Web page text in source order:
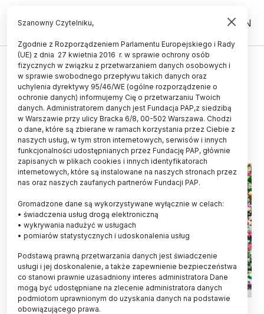
PL EN
ŚWIAT
Nanoplastik przenika przez błony
komórkowe
28.02.2022
aktualizacja: 28.02.2022
2 minuty czytania
Fot. Adobe Stock
Szanowny Czytelniku,
Zgodnie z Rozporządzeniem Parlamentu Europejskiego i Rady
(UE) z dnia 27 kwietnia 2016 r. w sprawie ochrony osób
fizycznych w związku z przetwarzaniem danych osobowych i
w sprawie swobodnego przepływu takich danych oraz
uchylenia dyrektywy 95/46/WE (ogólne rozporządzenie o
ochronie danych) informujemy Cię o przetwarzaniu Twoich
danych. Administratorem danych jest Fundacja PAP,z siedzibą
w Warszawie przy ulicy Bracka 6/8, 00-502 Warszawa. Chodzi
o dane, które są zbierane w ramach korzystania przez Ciebie z
naszych usług, w tym stron internetowych, serwisów i innych
funkcjonalności udostępnianych przez Fundację PAP, głównie
zapisanych w plikach cookies i innych identyfikatorach
internetowych, które są instalowane na naszych stronach przez
nas oraz naszych zaufanych partnerów Fundacji PAP.
Gromadzone dane są wykorzystywane wyłącznie w celach:
• świadczenia usług drogą elektroniczną
• wykrywania nadużyć w usługach
• pomiarów statystycznych i udoskonalenia usług
Podstawą prawną przetwarzania danych jest świadczenie
usługi i jej doskonalenie, a także zapewnienie bezpieczeństwa
co stanowi prawnie uzasadniony interes administratora Dane
mogą być udostępniane na zlecenie administratora danych
podmiotom uprawnionym do uzyskania danych na podstawie
obowiązującego prawa.